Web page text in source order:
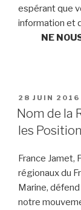
espérant que
information et
NE
PUBLIÉ
LE
28 JUIN 2016
Nom de la
les
France Jamet,
régionaux du
Marine,
notre